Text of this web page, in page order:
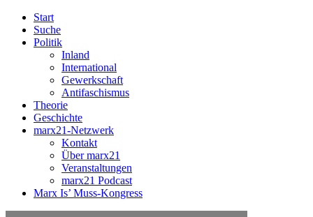
Start
Suche
Politik
Inland
International
Gewerkschaft
Antifaschismus
Theorie
Geschichte
marx21-Netzwerk
Kontakt
Über marx21
Veranstaltungen
marx21 Podcast
Marx Is’ Muss-Kongress